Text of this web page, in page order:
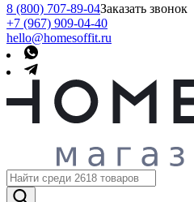
8 (800) 707-89-04Заказать звонок
+7 (967) 909-04-40
hello@homesoffit.ru